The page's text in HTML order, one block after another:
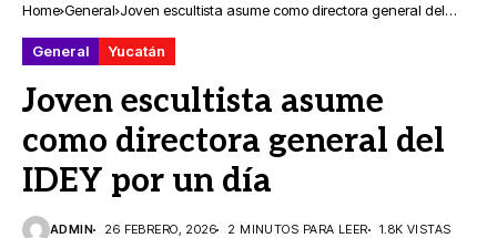
Home General Joven escultista asume como directora general del
General
Yucatán
Joven escultista asume
como directora general del
IDEY por un día
ADMIN 26 FEBRERO, 2026 2 MINUTOS PARA LEER 1.8K VISTAS